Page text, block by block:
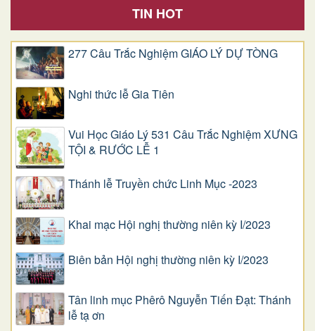
TIN HOT
277 Câu Trắc Nghiệm GIÁO LÝ DỰ TÒNG
Nghi thức lễ Gia Tiên
Vui Học Giáo Lý 531 Câu Trắc Nghiệm XƯNG
TỘI & RƯỚC LỄ 1
Thánh lễ Truyền chức Linh Mục -2023
Khai mạc Hội nghị thường niên kỳ I/2023
Biên bản Hội nghị thường niên kỳ I/2023
Tân linh mục Phêrô Nguyễn Tiến Đạt: Thánh
lễ tạ ơn